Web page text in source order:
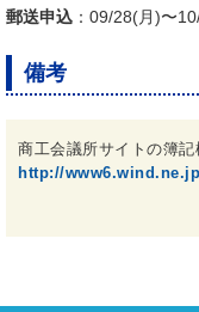
郵送申込 ：09/28(月)〜
備考
商工会議所サイトの簿
http://